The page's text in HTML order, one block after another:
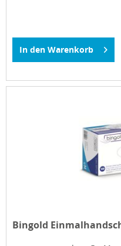
In den Warenkorb
Bingold